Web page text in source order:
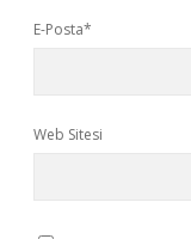
E-Posta*
Web Sitesi